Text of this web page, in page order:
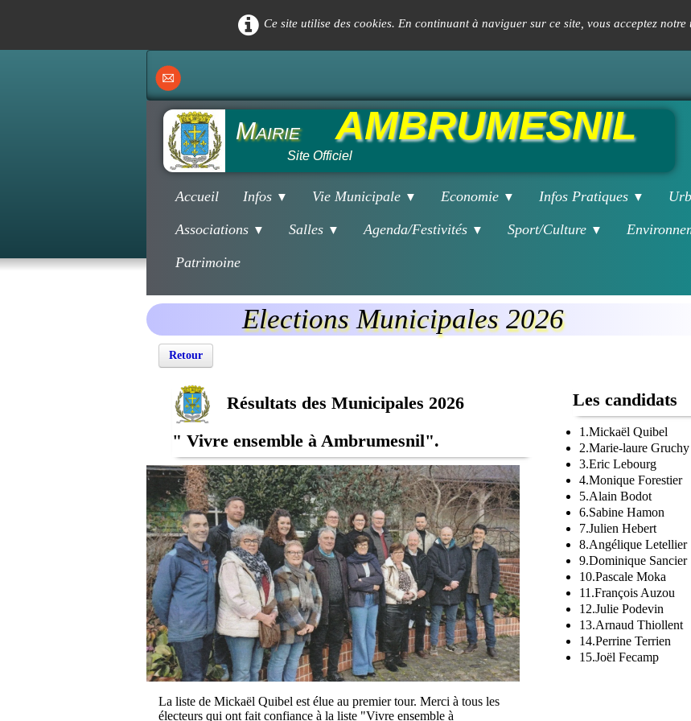
Ce site utilise des cookies. En continuant à naviguer sur ce site, vous acceptez
Mairie AMBRUMESNIL
Site Officiel
Accueil Infos ▼ Vie Municipale ▼ Economie ▼ Infos Pratiques ▼
Associations ▼ Salles ▼ Agenda/Festivités ▼ Sport/Culture ▼
Patrimoine
Elections Municipales 2026
Retour
Résultats des Municipales 2026
" Vivre ensemble à Ambrumesnil".
La liste de Mickaël Quibel est élue au premier tour. Merci à tous les
électeurs qui ont fait confiance à la liste "Vivre ensemble à
Les candidats
1.Mickaël Quibel
2.Marie-laure Gruchy
3.Eric Lebourg
4.Monique Forestier
5.Alain Bodot
6.Sabine Hamon
7.Julien Hebert
8.Angélique Letellier
9.Dominique Sancier
10.Pascale Moka
11.François Auzou
12.Julie Podevin
13.Arnaud Thiollent
14.Perrine Terrien
15.Joël Fecamp